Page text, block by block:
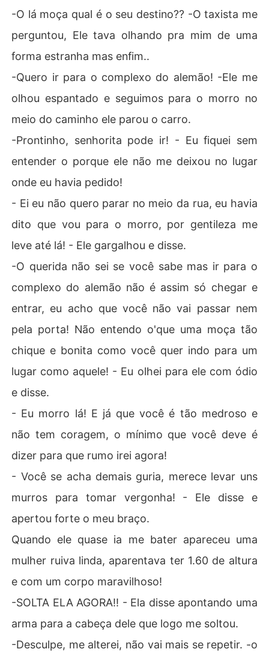
-O lá moça qual é o seu destino?? -O taxista me
perguntou, Ele tava olhando pra mim de uma
forma estranha mas enfim..
-Quero ir para o complexo do alemão! -Ele me
olhou espantado e seguimos para o morro no
meio do caminho ele parou o carro.
-Prontinho, senhorita pode ir! - Eu fiquei sem
entender o porque ele não me deixou no lugar
onde eu havia pedido!
- Ei eu não quero parar no meio da rua, eu havia
dito que vou para o morro, por gentileza me
leve até lá! - Ele gargalhou e disse.
-O querida não sei se você sabe mas ir para o
complexo do alemão não é assim só chegar e
entrar, eu acho que você não vai passar nem
pela porta! Não entendo o'que uma moça tão
chique e bonita como você quer indo para um
lugar como aquele! - Eu olhei para ele com ódio
e disse.
- Eu morro lá! E já que você é tão medroso e
não tem coragem, o mínimo que você deve é
dizer para que rumo irei agora!
- Você se acha demais guria, merece levar uns
murros para tomar vergonha! - Ele disse e
apertou forte o meu braço.
Quando ele quase ia me bater apareceu uma
mulher ruiva linda, aparentava ter 1.60 de altura
e com um corpo maravilhoso!
-SOLTA ELA AGORA!! - Ela disse apontando uma
arma para a cabeça dele que logo me soltou.
-Desculpe, me alterei, não vai mais se repetir. -o